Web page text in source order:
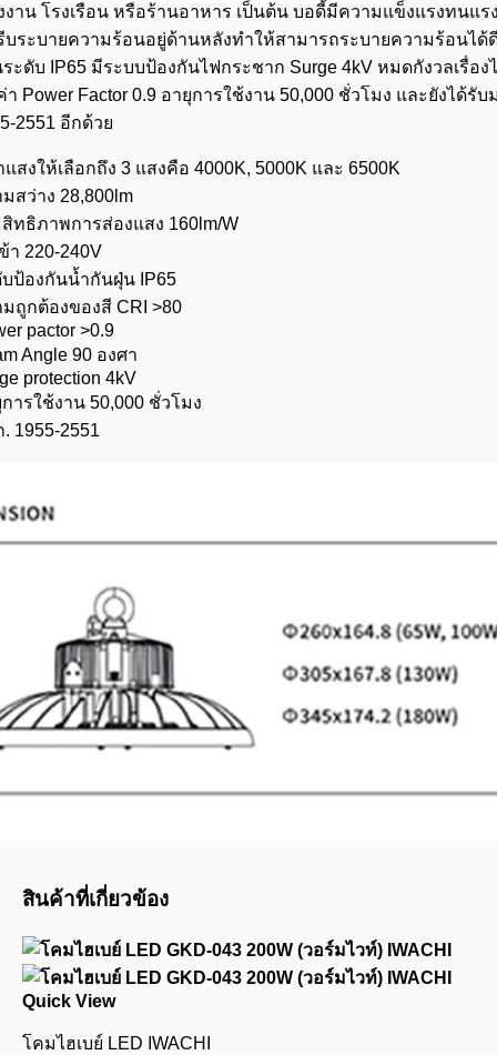
งาน โรงเรือน หรือร้านอาหาร เป็นต้น บอดี้มีความแข็งแรงทนแร
บระบายความร้อนอยู่ด้านหลังทำให้สามารถระบายความร้อนได้
ะดับ IP65 มีระบบป้องกันไฟกระชาก Surge 4kV หมดกังวลเรื่อง
Power Factor 0.9 อายุการใช้งาน 50,000 ชั่วโมง และยังได้รับ
2551 อีกด้วย
สงให้เลือกถึง 3 แสงคือ 4000K, 5000K และ 6500K
สว่าง 28,800lm
ทธิภาพการส่องแสง 160lm/W
า 220-240V
ป้องกันน้ำกันฝุ่น IP65
ถูกต้องของสี CRI >80
pactor >0.9
Angle 90 องศา
protection 4kV
ารใช้งาน 50,000 ชั่วโมง
1955-2551
สินค้าที่เกี่ยวข้อง
Quick View
โคมไฮเบย์ LED IWACHI